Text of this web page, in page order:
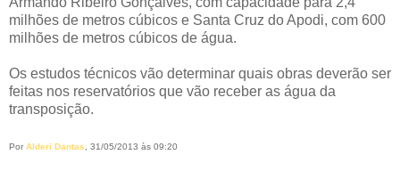
milhões de metros cúbicos e Santa Cruz do Apodi, com 600
milhões de metros cúbicos de água.
Os estudos técnicos vão determinar quais obras deverão ser
feitas nos reservatórios que vão receber as água da
transposição.
Por Alderi Dantas, 31/05/2013 às 09:20